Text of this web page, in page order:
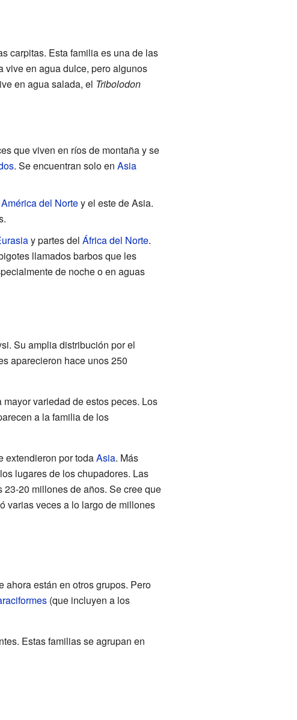
carpitas. Esta familia es una de las
vive en agua dulce, pero algunos
en agua salada, el Tribolodon
que viven en ríos de montaña y se
. Se encuentran solo en Asia
América del Nortey el este de Asia.
y partes del África del Norte.
llamados barbos que les
de noche o en aguas
Su amplia distribución por el
aparecieron hace unos 250
variedad de estos peces. Los
a la familia de los
extendieron por todaAsia. Más
lugares de los chupadores. Las
20 millones de años. Se cree que
varias veces a lo largo de millones
ahora están en otros grupos. Pero
(que incluyen a los
Estas familias se agrupan en